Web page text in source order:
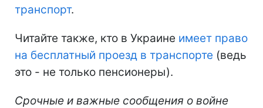
транспорт.
Читайте также, кто в Украине имеет право
на бесплатный проезд в транспорте (ведь
это - не только пенсионеры).
Срочные и важные сообщения о войне